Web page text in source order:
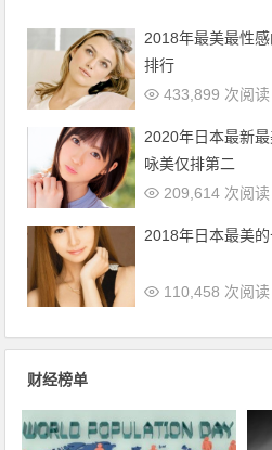
2018年最美最性
排行
433,899 次阅读
2020年日本最新
咏美仅排第二
209,614 次阅读
2018年日本最美
110,458 次阅读
财经榜单